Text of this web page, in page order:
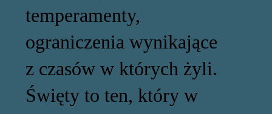
temperamenty,
ograniczenia wynikające
z czasów w których żyli.
Święty to ten, który w